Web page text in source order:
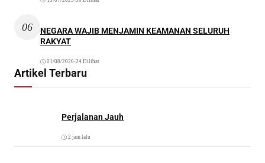
06
NEGARA WAJIB MENJAMIN KEAMANAN SELURUH
RAKYAT
01/08/2026•24 Dilihat
Artikel Terbaru
Perjalanan Jauh
2 jam lalu